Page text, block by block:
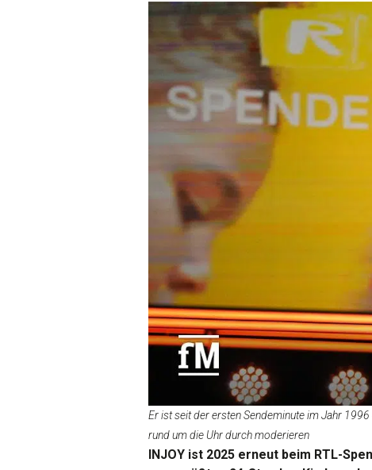
Er ist seit der ersten Sendeminute im Jahr
rund um die Uhr durch moderieren
INJOY ist 2025 erneut beim RTL-